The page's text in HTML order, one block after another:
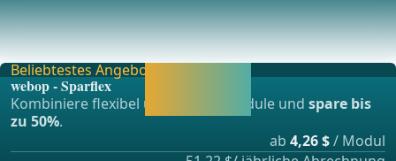
Investigation of Chronic Intestinal IschemiaEvaluation of
Covered Stents Versus Bare Metal Stents f
Beliebtestes Angebot
webop - Sparflex
Kombiniere flexibel unsere Lernmodule undspare bis
zu 50%.
ab 4,26 $/ Modul